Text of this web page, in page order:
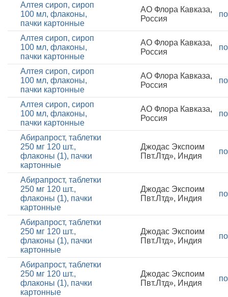
Алтея сироп, сироп
100 мл, флаконы,
пачки картонные
АО Флора Кавказа,
Россия
Алтея сироп, сироп
100 мл, флаконы,
пачки картонные
АО Флора Кавказа,
Россия
Алтея сироп, сироп
100 мл, флаконы,
пачки картонные
АО Флора Кавказа,
Россия
Алтея сироп, сироп
100 мл, флаконы,
пачки картонные
АО Флора Кавказа,
Россия
Абирапрост, таблетки
250 мг 120 шт.,
флаконы (1), пачки
картонные
Джодас Экспоим
Пвт.Лтд», Индия
Абирапрост, таблетки
250 мг 120 шт.,
флаконы (1), пачки
картонные
Джодас Экспоим
Пвт.Лтд», Индия
Абирапрост, таблетки
250 мг 120 шт.,
флаконы (1), пачки
картонные
Джодас Экспоим
Пвт.Лтд», Индия
Абирапрост, таблетки
250 мг 120 шт.,
флаконы (1), пачки
картонные
Джодас Экспоим
Пвт.Лтд», Индия